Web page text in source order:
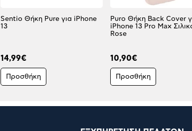
Sentio Θήκη Pure για iPhone
13
14,99€
Προσθήκη
Puro Θήκη Back Cover
iPhone 13 Pro Max
Rose
10,90€
Προσθήκη